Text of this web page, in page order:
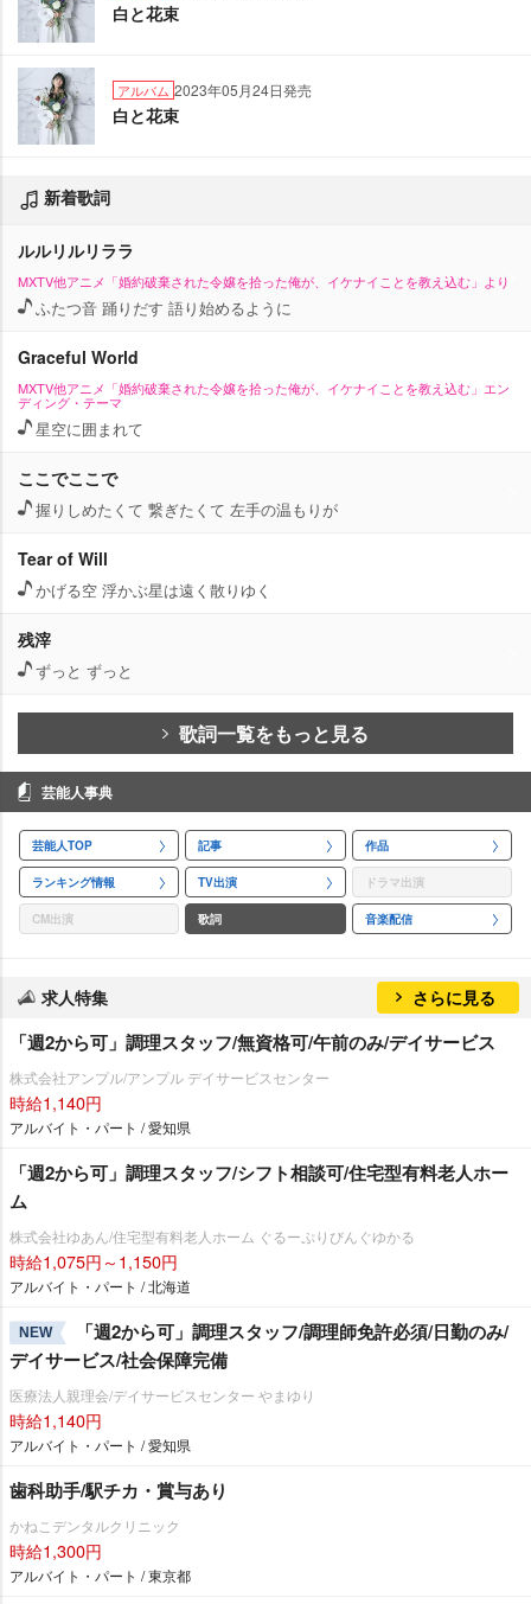
白と花束
アルバム 2023年05月24日発売
白と花束
新着歌詞
ルルリルリララ
MXTV他アニメ「婚約破棄された令嬢を拾った俺が、イケナイことを教え込む」より
ふたつ音 踊りだす 語り始めるように
Graceful World
MXTV他アニメ「婚約破棄された令嬢を拾った俺が、イケナイことを教え込む」エン
ディング・テーマ
星空に囲まれて
ここでここで
握りしめたくて 繋ぎたくて 左手の温もりが
Tear of Will
かげる空 浮かぶ星は遠く散りゆく
残滓
ずっと ずっと
歌詞一覧をもっと見る
芸能人事典
芸能人TOP 記事 作品
ランキング情報 TV出演 ドラマ出演
CM出演 歌詞 音楽配信
求人特集 さらに見る
「週2から可」調理スタッフ/無資格可/午前のみ/デイサービス
株式会社アンプル/アンプル デイサービスセンター
時給1,140円
アルバイト・パート / 愛知県
「週2から可」調理スタッフ/シフト相談可/住宅型有料老人ホー
ム
株式会社ゆあん/住宅型有料老人ホーム ぐるーぷりびんぐゆかる
時給1,075円～1,150円
アルバイト・パート / 北海道
NEW
「週2から可」調理スタッフ/調理師免許必須/日勤のみ/
デイサービス/社会保障完備
医療法人親理会/デイサービスセンター やまゆり
時給1,140円
アルバイト・パート / 愛知県
歯科助手/駅チカ・賞与あり
かねこデンタルクリニック
時給1,300円
アルバイト・パート / 東京都